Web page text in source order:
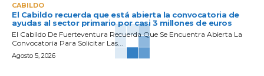
CABILDO
El Cabildo recuerda que está abierta la convocatoria de
ayudas al sector primario por casi 3 millones de euros
El Cabildo De Fuerteventura Recuerda Que Se Encuentra Abierta La
Convocatoria Para Solicitar Las...
Agosto 5, 2026